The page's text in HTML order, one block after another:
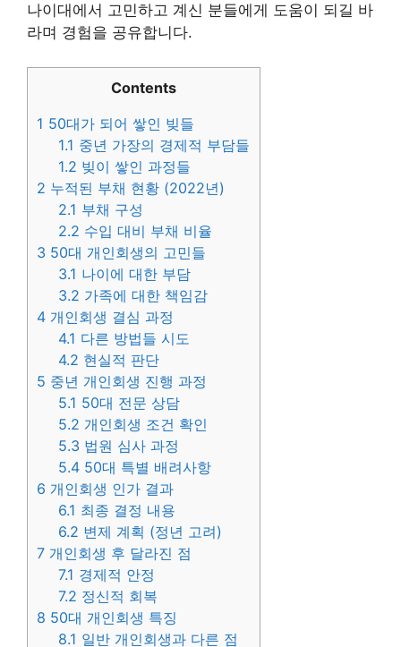
나이대에서 고민하고 계신 분들에게 도움이 되길 바
라며 경험을 공유합니다.
Contents
1 50대가 되어 쌓인 빚들
1.1 중년 가장의 경제적 부담들
1.2 빚이 쌓인 과정들
2 누적된 부채 현황 (2022년)
2.1 부채 구성
2.2 수입 대비 부채 비율
3 50대 개인회생의 고민들
3.1 나이에 대한 부담
3.2 가족에 대한 책임감
4 개인회생 결심 과정
4.1 다른 방법들 시도
4.2 현실적 판단
5 중년 개인회생 진행 과정
5.1 50대 전문 상담
5.2 개인회생 조건 확인
5.3 법원 심사 과정
5.4 50대 특별 배려사항
6 개인회생 인가 결과
6.1 최종 결정 내용
6.2 변제 계획 (정년 고려)
7 개인회생 후 달라진 점
7.1 경제적 안정
7.2 정신적 회복
8 50대 개인회생 특징
8.1 일반 개인회생과 다른 점